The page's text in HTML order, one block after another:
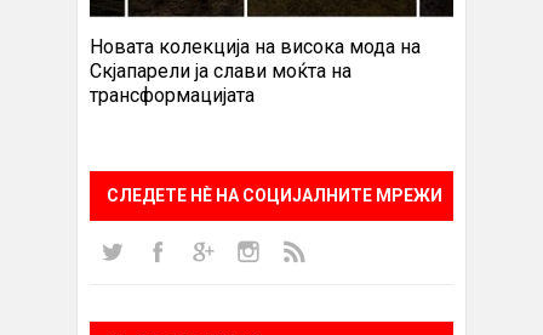
Новата колекција на висока мода на
Скјапарели ја слави моќта на
трансформацијата
СЛЕДЕТЕ НÈ НА СОЦИЈАЛНИТЕ МРЕЖИ